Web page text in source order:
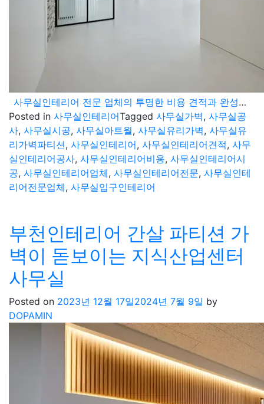
사무실인테리어 전문 업체의 투명한 비용 견적과 완성도 높은 시공
Posted in 사무실인테리어Tagged 사무실가벽, 사무실공
사, 사무실시공, 사무실아트월, 사무실유리가벽, 사무실유
리가벽파티션, 사무실인테리어, 사무실인테리어견적, 사무
실인테리어공사, 사무실인테리어비용, 사무실인테리어시
공, 사무실인테리어업체, 사무실인테리어전문, 사무실인테
리어전문업체, 사무실입구인테리어
부천인테리어 간살 파티션 가
벽이 돋보이는 지식산업센터
사무실
Posted on 2023년 12월 17일2024년 7월 9일 by
DOPAMIN